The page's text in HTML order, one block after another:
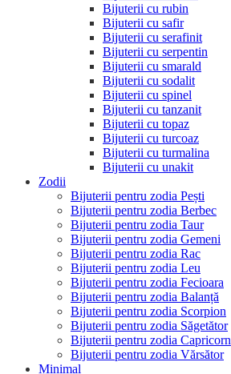
Bijuterii cu rubin
Bijuterii cu safir
Bijuterii cu serafinit
Bijuterii cu serpentin
Bijuterii cu smarald
Bijuterii cu sodalit
Bijuterii cu spinel
Bijuterii cu tanzanit
Bijuterii cu topaz
Bijuterii cu turcoaz
Bijuterii cu turmalina
Bijuterii cu unakit
Zodii
Bijuterii pentru zodia Pești
Bijuterii pentru zodia Berbec
Bijuterii pentru zodia Taur
Bijuterii pentru zodia Gemeni
Bijuterii pentru zodia Rac
Bijuterii pentru zodia Leu
Bijuterii pentru zodia Fecioara
Bijuterii pentru zodia Balanță
Bijuterii pentru zodia Scorpion
Bijuterii pentru zodia Săgetător
Bijuterii pentru zodia Capricorn
Bijuterii pentru zodia Vărsător
Minimal